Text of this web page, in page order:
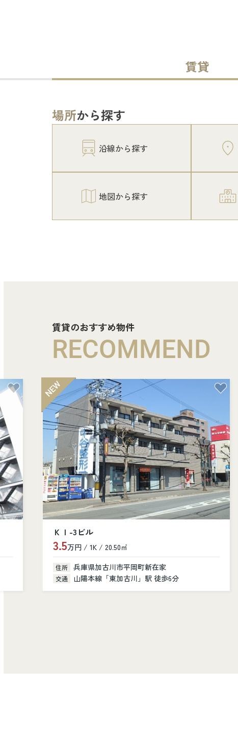
賃貸
場所から探す
沿線から探す
地図から探す
賃貸のおすすめ物件
RECOMMEND
シャルニー・クレール
10.8万円 / 3LDK / 81.40㎡
住所 兵庫県加古川市加古川町美乃利101
交通 山陽本線「加古川」駅 徒歩14分